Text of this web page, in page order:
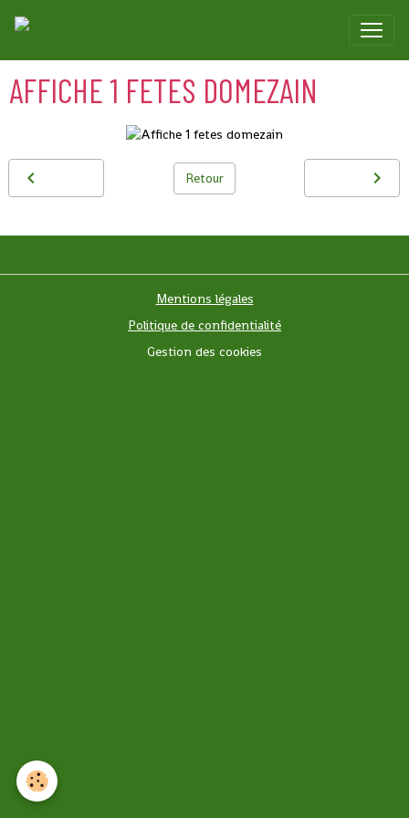
AFFICHE 1 FETES DOMEZAIN
Retour
Mentions légales
Politique de confidentialité
Gestion des cookies